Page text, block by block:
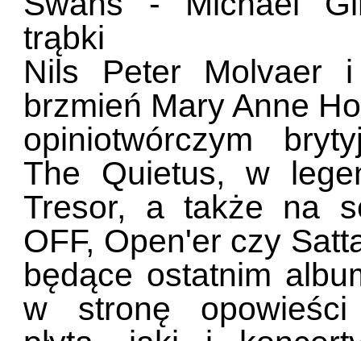
trąbki
Nils Peter Molvaer
brzmień Mary Anne
opiniotwórczym
The Quietus, w
Tresor, a także na
OFF, Open'er czy
będące ostatnim
w stronę opowieści